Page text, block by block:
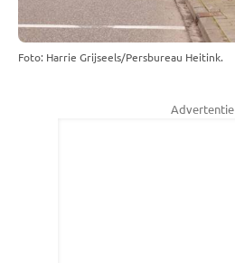
Foto: Harrie Grijseels/Persbureau Heitink.
Advertentie